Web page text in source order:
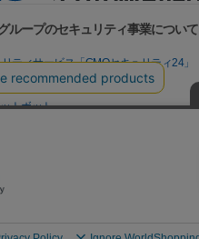
ループのセキュリティ事業について
ティサービス「GMOセキュリティ24」
Webサイトリスク診断
トボット
Flatt Security）